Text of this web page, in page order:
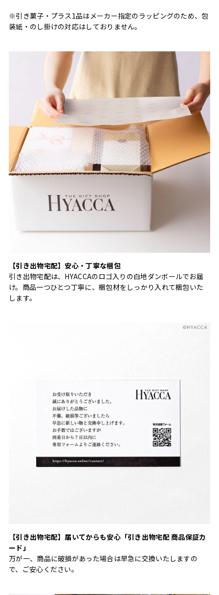
※引き菓子・プラス1品はメーカー指定のラッピングのため、包
装紙・のし掛けの対応はしておりません。
【引き出物宅配】安心・丁寧な梱包
引き出物宅配は、HYACCAのロゴ入りの白地ダンボールでお届
け。商品一つひとつ丁寧に、梱包材をしっかり入れて梱包いた
します。
【引き出物宅配】届いてからも安心「引き出物宅配 商品保証カ
ード」
万が一、商品に破損があった場合は早急に交換いたしますの
で、ご安心ください。